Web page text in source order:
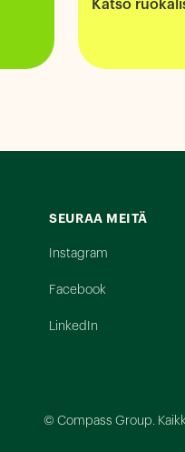
Katso
SEURAA MEITÄ
Instagram
Facebook
LinkedIn
© Compass Group.